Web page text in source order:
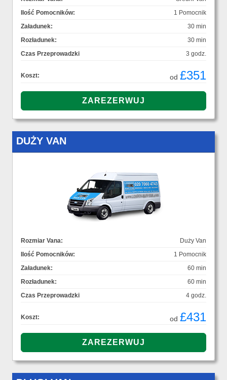
Ilość Pomocników:
1 Pomocnik
Załadunek:
30 min
Rozładunek:
30 min
Czas Przeprowadzki
3 godz.
Koszt: od £351
DUŻY VAN
Rozmiar Vana:
Duży Van
Ilość Pomocników:
1 Pomocnik
Załadunek:
60 min
Rozładunek:
60 min
Czas Przeprowadzki
4 godz.
Koszt: od £431